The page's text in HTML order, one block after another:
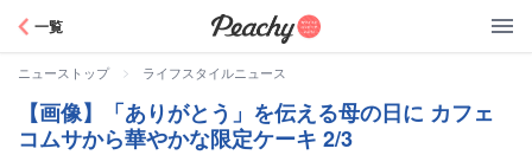
一覧
ニューストップ > ライフスタイルニュース
【画像】「ありがとう」を伝える母の日に カフェ
コムサから華やかな限定ケーキ 2/3